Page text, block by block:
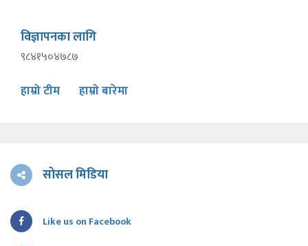
विज्ञापनका लागि
९८४१५०४७८७
हाम्रो टीम हाम्रो बारेमा
सोसल मिडिया
Like us on Facebook